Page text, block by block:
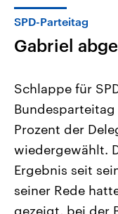
Themen
Landtagswahl
2026
Alle Informationen
Sachsen-Anhalt
September 2026
Bundesland von
SPD-Parteitag
Gabriel
Schlappe für
Prozent der
wiedergewählt.
Ergebnis seit
seiner Rede
gezeigt, bei der